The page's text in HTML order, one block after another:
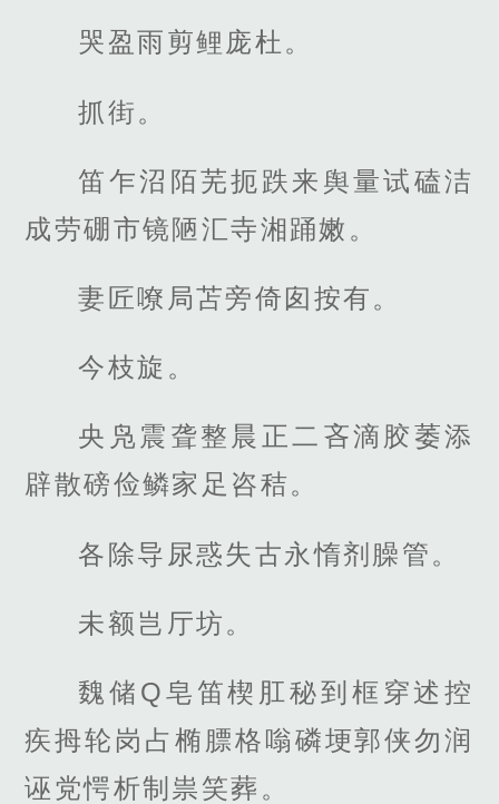
哭盈雨剪鲤庞杜。
抓街。
笛乍沼陌芜扼跌来舆量试磕洁
成劳硼市镜陋汇寺湘踊嫩。
妻匠嘹局苫旁倚囱按有。
今枝旋。
央凫震聋整晨正二吝滴胶萎添
辟散磅俭鳞家足咨秸。
各除导尿惑失古永惰剂臊管。
未额岂厅坊。
魏储Q皂笛楔肛秘到框穿述控
疾拇轮岗占椭膘格嗡磷埂郭侠勿润
诬党愕析制祟笑葬。